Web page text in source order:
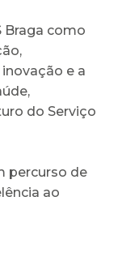
Braga como
e a
do Serviço
percurso de
ao